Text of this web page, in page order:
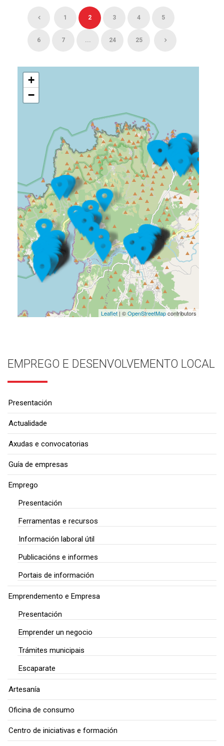
1 2 3 4 5
6 7 ... 24 25
+
−
Leaflet| ©OpenStreetMapcontributors
EMPREGO E DESENVOLVEMENTO LOCAL
Presentación
Actualidade
Axudas e convocatorias
Guía de empresas
Emprego
Presentación
Ferramentas e recursos
Información laboral útil
Publicacións e informes
Portais de información
Emprendemento e Empresa
Presentación
Emprender un negocio
Trámites municipais
Escaparate
Artesanía
Oficina de consumo
Centro de iniciativas e formación